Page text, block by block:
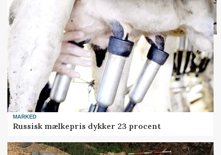
MARKED
Russisk mælkepris dykker 23 procent